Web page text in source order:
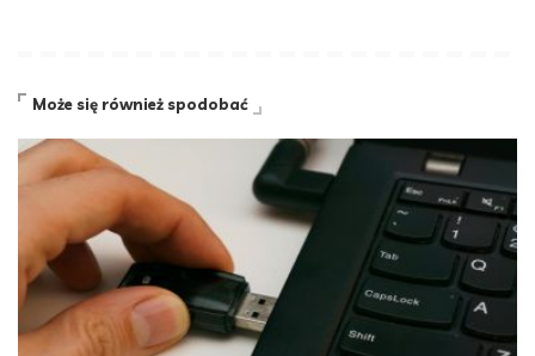
Może się również spodobać